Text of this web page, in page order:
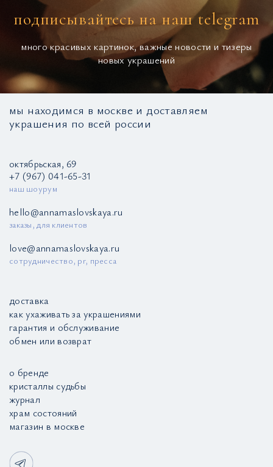
подписывайтесь на наш telegram
много красивых картинок, важные новости и тизеры
новых украшений
мы находимся в москве и доставляем
украшения по всей россии
октябрьская, 69
+7 (967) 041-65-31
наш шоурум
hello@annamaslovskaya.ru
заказы, для клиентов
love@annamaslovskaya.ru
сотрудничество, pr, пресса
доставка
как ухаживать за украшениями
гарантия и обслуживание
обмен или возврат
о бренде
кристаллы судьбы
журнал
храм состояний
магазин в москве